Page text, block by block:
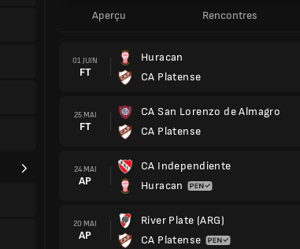
Aperçu Rencontres
01 JUIN
FT
Huracan
CA Platense
25 MAI
FT
CA San Lorenzo de Almagro
CA Platense
24 MAI
AP
CA Independiente
Huracan
20 MAI
AP
River Plate (ARG)
CA Platense